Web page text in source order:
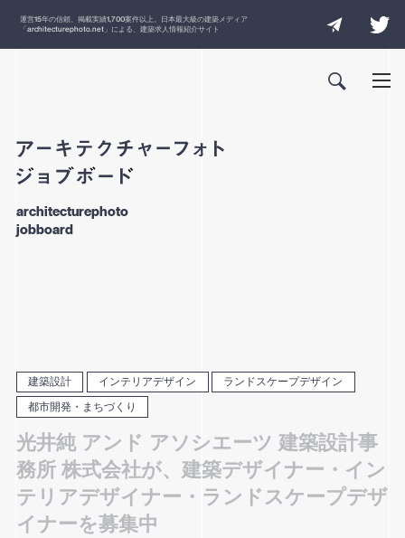
運営15年の信頼、掲載実績1,700案件以上。日本最大級の建築メディア
「architecturephoto.net 」による、建築求人情報紹介サイト
architecturephoto
jobboard
建築設計 インテリアデザイン
ランドスケープデザイン
都市開発・まちづくり
光井純 アンド アソシエーツ 建築設計事
務所 株式会社が、建築デザイナー・イン
テリアデザイナー・ランドスケープデザ
イナーを募集中